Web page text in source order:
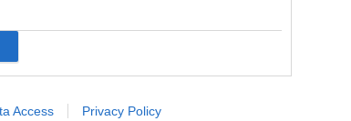
Access Privacy Policy
klassieke bananentoon. De afdronk is zoet en smaakt